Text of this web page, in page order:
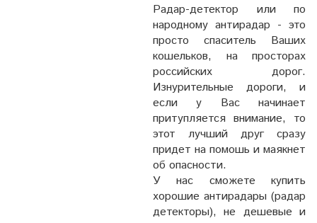
Радар-детектор или по
народному антирадар - это
просто спаситель Ваших
кошельков, на просторах
российских дорог.
Изнурительные дороги, и
если у Вас начинает
притупляется внимание, то
этот лучший друг сразу
придет на помошь и маякнет
об опасности.
У нас сможете купить
хорошие антирадары (радар
детекторы), не дешевые и